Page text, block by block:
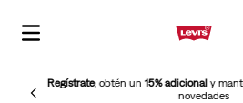
Regístrate, obtén un15% adicionaly
novedades